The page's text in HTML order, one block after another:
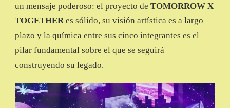
un mensaje poderoso: el proyecto de TOMORROW X
TOGETHER es sólido, su visión artística es a largo
plazo y la química entre sus cinco integrantes es el
pilar fundamental sobre el que se seguirá
construyendo su legado.